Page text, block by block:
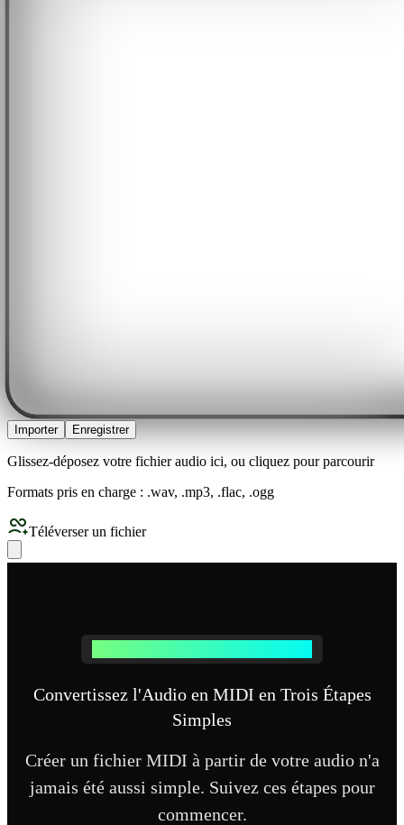
Importer Enregistrer
Glissez-déposez votre fichier audio ici, ou cliquez pour parcourir
Formats pris en charge : .wav, .mp3, .flac, .ogg
Téléverser un fichier
Convertissez l'Audio en MIDI en Trois Étapes
Simples
Créer un fichier MIDI à partir de votre audio n'a
jamais été aussi simple. Suivez ces étapes pour
commencer.